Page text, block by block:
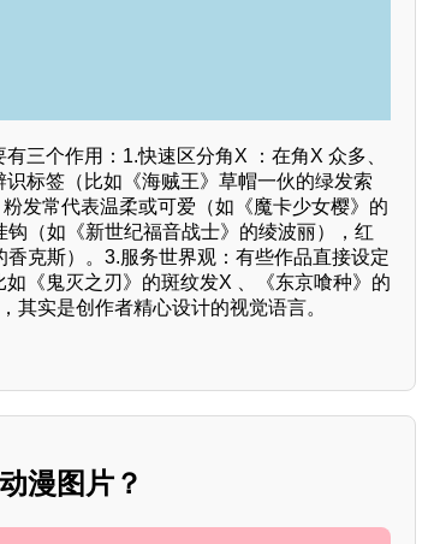
三个作用：1.快速区分角X ：在角X 众多、
标签（比如《海贼王》草帽一伙的绿发索
发常代表温柔或可爱（如《魔卡少女樱》的
（如《新世纪福音战士》的绫波丽），红
克斯）。3.服务世界观：有些作品直接设定
《鬼灭之刃》的斑纹发X 、《东京喰种》的
其实是创作者精心设计的视觉语言。
漫图片？